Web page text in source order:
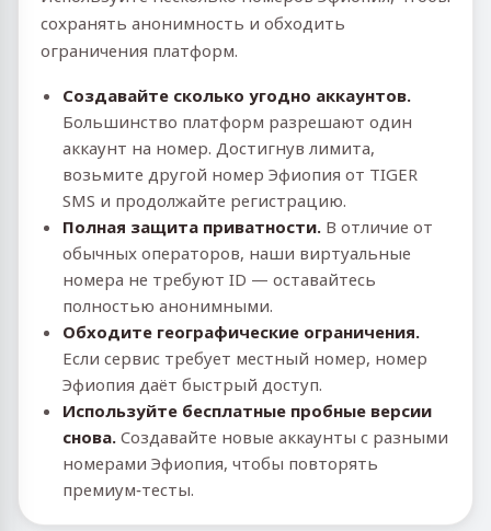
сохранять анонимность и обходить
ограничения платформ.
Создавайте сколько угодно аккаунтов.
Большинство платформ разрешают один
аккаунт на номер. Достигнув лимита,
возьмите другой номер Эфиопия от TIGER
SMS и продолжайте регистрацию.
Полная защита приватности. В отличие от
обычных операторов, наши виртуальные
номера не требуют ID — оставайтесь
полностью анонимными.
Обходите географические ограничения.
Если сервис требует местный номер, номер
Эфиопия даёт быстрый доступ.
Используйте бесплатные пробные версии
снова. Создавайте новые аккаунты с разными
номерами Эфиопия, чтобы повторять
премиум‑тесты.